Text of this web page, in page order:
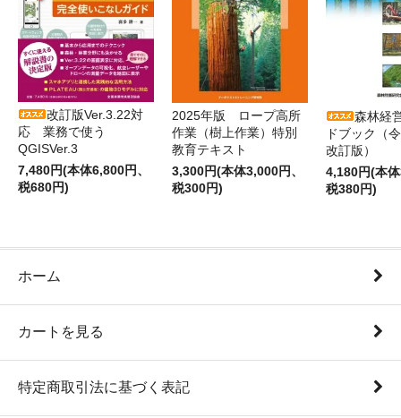
改訂版Ver.3.22対
応 業務で使う
QGISVer.3
7,480円(本体6,800円、
税680円)
2025年版 ロープ高所
作業（樹上作業）特別
教育テキスト
3,300円(本体3,000円、
税300円)
森林経
ドブック（
改訂版）
4,180円(本
税380円)
ホーム
カートを見る
特定商取引法に基づく表記